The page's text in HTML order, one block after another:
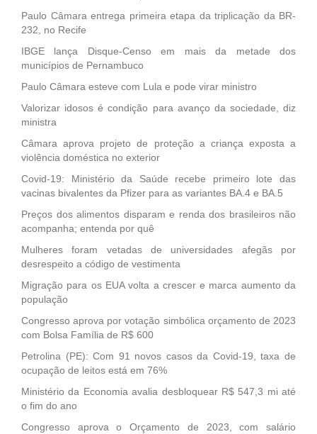
Paulo Câmara entrega primeira etapa da triplicação da BR-
232, no Recife
IBGE lança Disque-Censo em mais da metade dos
municípios de Pernambuco
Paulo Câmara esteve com Lula e pode virar ministro
Valorizar idosos é condição para avanço da sociedade, diz
ministra
Câmara aprova projeto de proteção a criança exposta a
violência doméstica no exterior
Covid-19: Ministério da Saúde recebe primeiro lote das
vacinas bivalentes da Pfizer para as variantes BA.4 e BA.5
Preços dos alimentos disparam e renda dos brasileiros não
acompanha; entenda por quê
Mulheres foram vetadas de universidades afegãs por
desrespeito a código de vestimenta
Migração para os EUA volta a crescer e marca aumento da
população
Congresso aprova por votação simbólica orçamento de 2023
com Bolsa Família de R$ 600
Petrolina (PE): Com 91 novos casos da Covid-19, taxa de
ocupação de leitos está em 76%
Ministério da Economia avalia desbloquear R$ 547,3 mi até
o fim do ano
Congresso aprova o Orçamento de 2023, com salário